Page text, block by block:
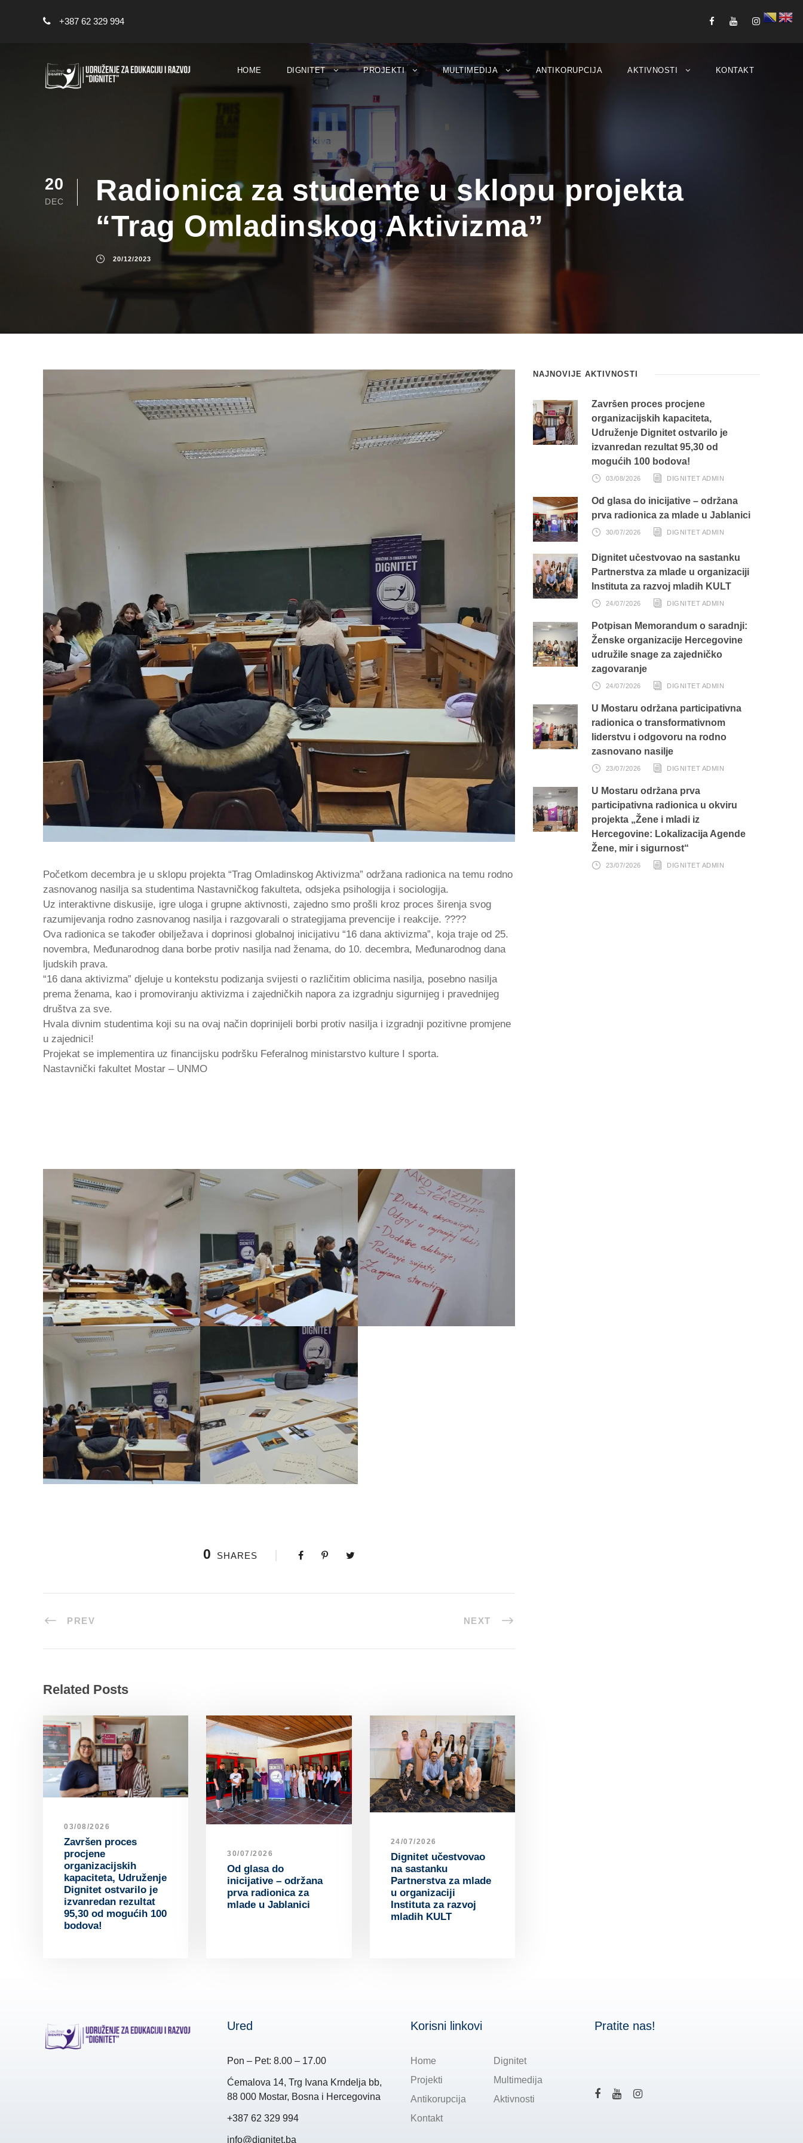
+387 62 329 994
HOME DIGNITET PROJEKTI MULTIMEDIJA ANTIKORUPCIJA AKTIVNOSTI KONTAKT
20
DEC
Radionica za studente u sklopu projekta
“Trag Omladinskog Aktivizma”
20/12/2023
Početkom decembra je u sklopu projekta “Trag Omladinskog Aktivizma” održana radionica na temu rodno
zasnovanog nasilja sa studentima Nastavničkog fakulteta, odsjeka psihologija i sociologija.
Uz interaktivne diskusije, igre uloga i grupne aktivnosti, zajedno smo prošli kroz proces širenja svog
razumijevanja rodno zasnovanog nasilja i razgovarali o strategijama prevencije i reakcije. ????
Ova radionica se također obilježava i doprinosi globalnoj inicijativu “16 dana aktivizma”, koja traje od 25.
novembra, Međunarodnog dana borbe protiv nasilja nad ženama, do 10. decembra, Međunarodnog dana
ljudskih prava.
“16 dana aktivizma” djeluje u kontekstu podizanja svijesti o različitim oblicima nasilja, posebno nasilja
prema ženama, kao i promoviranju aktivizma i zajedničkih napora za izgradnju sigurnijeg i pravednijeg
društva za sve.
Hvala divnim studentima koji su na ovaj način doprinijeli borbi protiv nasilja i izgradnji pozitivne promjene
u zajednici!
Projekat se implementira uz financijsku podršku Feferalnog ministarstvo kulture I sporta.
Nastavnički fakultet Mostar – UNMO
0 SHARES
PREV NEXT
Related Posts
03/08/2026
Završen proces
procjene
organizacijskih
kapaciteta, Udruženje
Dignitet ostvarilo je
izvanredan rezultat
95,30 od mogućih 100
bodova!
30/07/2026
Od glasa do
inicijative – održana
prva radionica za
mlade u Jablanici
24/07/2026
Dignitet učestvovao
na sastanku
Partnerstva za mlade
u organizaciji
Instituta za razvoj
mladih KULT
NAJNOVIJE AKTIVNOSTI
Završen proces procjene
organizacijskih kapaciteta,
Udruženje Dignitet ostvarilo je
izvanredan rezultat 95,30 od
mogućih 100 bodova!
03/08/2026 DIGNITET ADMIN
Od glasa do inicijative – održana
prva radionica za mlade u Jablanici
30/07/2026 DIGNITET ADMIN
Dignitet učestvovao na sastanku
Partnerstva za mlade u organizaciji
Instituta za razvoj mladih KULT
24/07/2026 DIGNITET ADMIN
Potpisan Memorandum o saradnji:
Ženske organizacije Hercegovine
udružile snage za zajedničko
zagovaranje
24/07/2026 DIGNITET ADMIN
U Mostaru održana participativna
radionica o transformativnom
liderstvu i odgovoru na rodno
zasnovano nasilje
23/07/2026 DIGNITET ADMIN
U Mostaru održana prva
participativna radionica u okviru
projekta „Žene i mladi iz
Hercegovine: Lokalizacija Agende
Žene, mir i sigurnost“
23/07/2026 DIGNITET ADMIN
Ured
Pon – Pet: 8.00 – 17.00
Ćemalova 14, Trg Ivana Krndelja bb,
88 000 Mostar, Bosna i Hercegovina
+387 62 329 994
info@dignitet.ba
Korisni linkovi
Home
Dignitet
Projekti
Multimedija
Antikorupcija
Aktivnosti
Kontakt
Pratite nas!